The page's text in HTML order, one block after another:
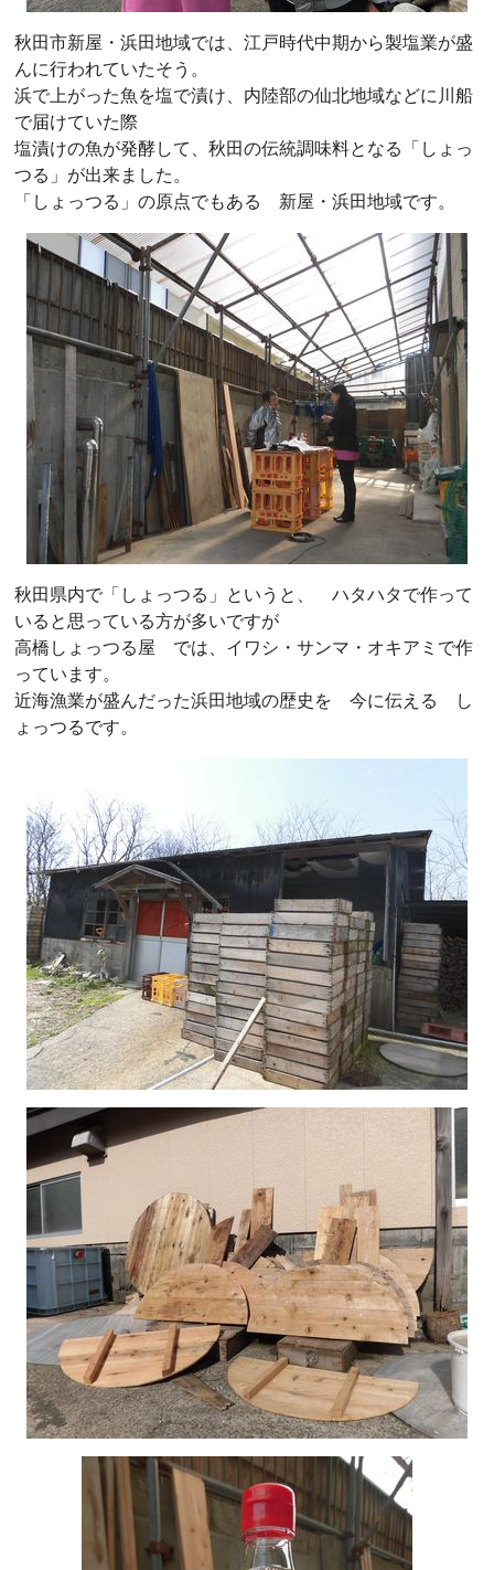
秋田市新屋・浜田地域では、江戸時代中期から製塩業が盛
んに行われていたそう。
浜で上がった魚を塩で漬け、内陸部の仙北地域などに川船
で届けていた際
塩漬けの魚が発酵して、秋田の伝統調味料となる「しょっ
つる」が出来ました。
「しょっつる」の原点でもある 新屋・浜田地域です。
秋田県内で「しょっつる」というと、 ハタハタで作って
いると思っている方が多いですが
高橋しょっつる屋 では、イワシ・サンマ・オキアミで作
っています。
近海漁業が盛んだった浜田地域の歴史を 今に伝える し
ょっつるです。